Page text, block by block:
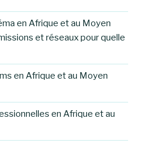
en Afrique et au Moyen
et réseaux pour quelle
en Afrique et au Moyen
en Afrique et au